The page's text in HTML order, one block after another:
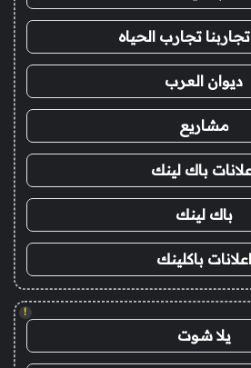
تجارب الحياه
ديوان العرب
مشاريع
باك لينك
باك لينك
اعلانات باكلينك
!
يلا شوت